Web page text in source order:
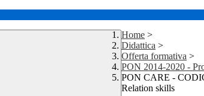
Home >
Didattica >
Offerta formativa >
PON 2014-2020 -
PON CARE -
Relation skills